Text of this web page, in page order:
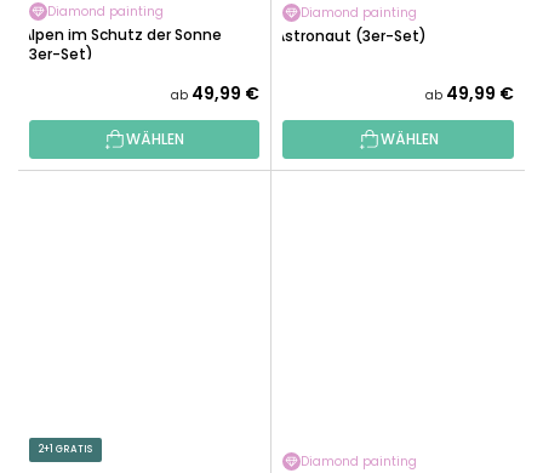
Diamond painting
Alpen im Schutz der Sonne
(3er-Set)
ab 49,99 €
WÄHLEN
Diamond painting
Astronaut (3er-Set)
ab 49,99 €
WÄHLEN
2+1 GRATIS
Diamond painting